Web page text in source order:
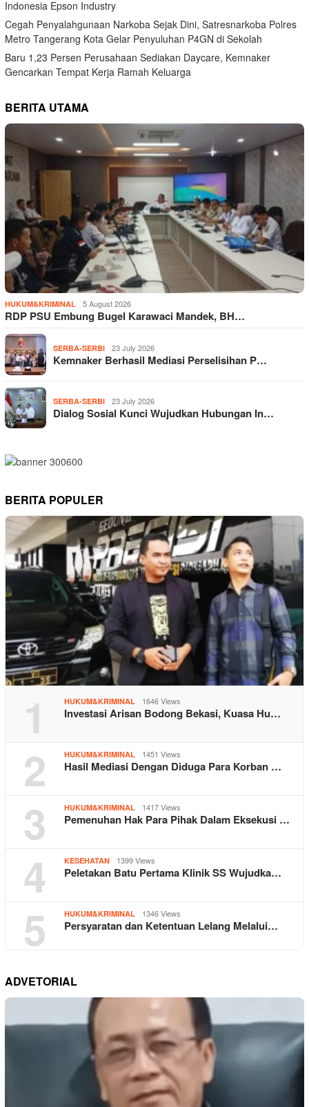
Indonesia Epson Industry
Cegah Penyalahgunaan Narkoba Sejak Dini, Satresnarkoba Polres
Metro Tangerang Kota Gelar Penyuluhan P4GN di Sekolah
Baru 1,23 Persen Perusahaan Sediakan Daycare, Kemnaker
Gencarkan Tempat Kerja Ramah Keluarga
BERITA UTAMA
HUKUM&KRIMINAL 5 August 2026
RDP PSU Embung Bugel Karawaci Mandek, BH…
SERBA-SERBI 23 July 2026
Kemnaker Berhasil Mediasi Perselisihan P…
SERBA-SERBI 23 July 2026
Dialog Sosial Kunci Wujudkan Hubungan In…
BERITA POPULER
1 HUKUM&KRIMINAL 1646 Views
Investasi Arisan Bodong Bekasi, Kuasa Hu…
2 HUKUM&KRIMINAL 1451 Views
Hasil Mediasi Dengan Diduga Para Korban …
3 HUKUM&KRIMINAL 1417 Views
Pemenuhan Hak Para Pihak Dalam Eksekusi …
4 KESEHATAN 1399 Views
Peletakan Batu Pertama Klinik SS Wujudka…
5 HUKUM&KRIMINAL 1346 Views
Persyaratan dan Ketentuan Lelang Melalui…
ADVETORIAL